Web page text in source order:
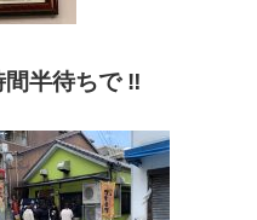
間半待ちで ‼️